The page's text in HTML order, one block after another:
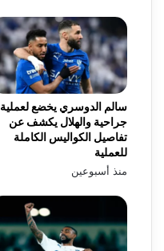
سالم الدوسري يخضع لعملية
جراحية والهلال يكشف عن
تفاصيل الكواليس الكاملة
للعملية
منذ أسبوعين